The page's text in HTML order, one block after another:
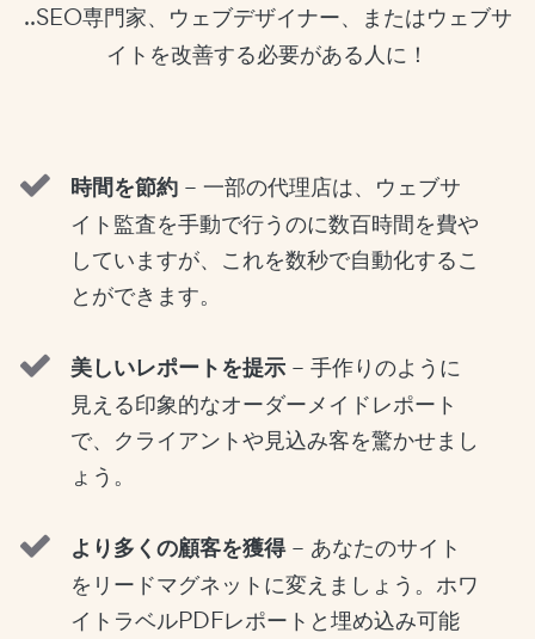
..SEO専門家、ウェブデザイナー、またはウェブサ
イトを改善する必要がある人に！
時間を節約 – 一部の代理店は、ウェブサ
イト監査を手動で行うのに数百時間を費や
していますが、これを数秒で自動化するこ
とができます。
美しいレポートを提示 – 手作りのように
見える印象的なオーダーメイドレポート
で、クライアントや見込み客を驚かせまし
ょう。
より多くの顧客を獲得– あなたのサイト
をリードマグネットに変えましょう。ホワ
イトラベルPDFレポートと埋め込み可能